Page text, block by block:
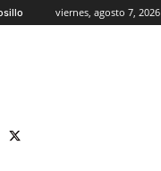
viernes, agosto 7, 2026